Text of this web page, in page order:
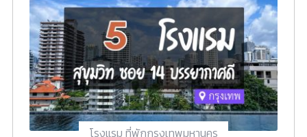
โรงแรม ที่พักกรุงเทพมหานคร